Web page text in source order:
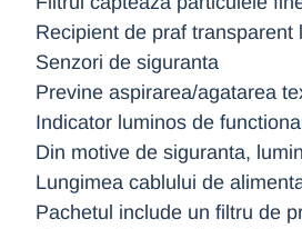
Recipient de praf
Senzori de siguranta
Previne aspirarea/agatarea
Indicator luminos de
Din motive de siguranta,
Lungimea cablului de
Pachetul include un filtru de